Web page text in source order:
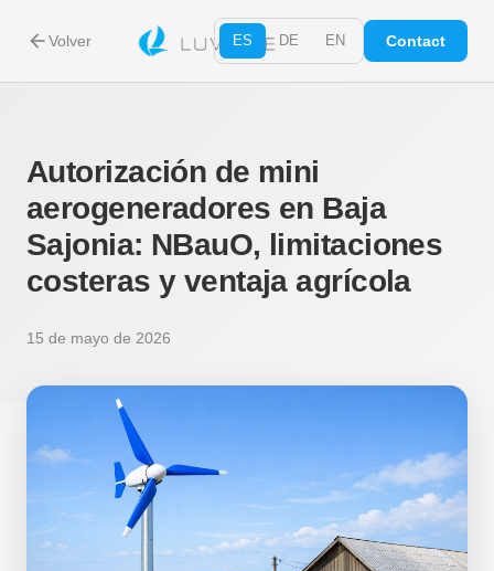
arrow_backVolver ES DE EN Contact
Autorización de mini
aerogeneradores en Baja
Sajonia: NBauO, limitaciones
costeras y ventaja agrícola
15 de mayo de 2026